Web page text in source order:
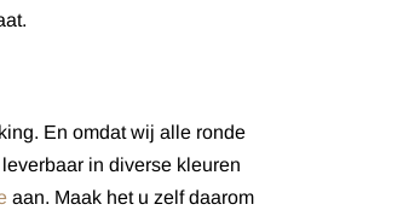
En omdat wij alle ronde
in diverse kleuren
aan. Maak het u zelf daarom